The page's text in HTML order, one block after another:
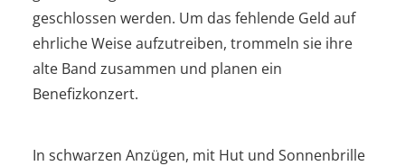
geschlossen werden. Um das fehlende Geld auf
ehrliche Weise aufzutreiben, trommeln sie ihre
alte Band zusammen und planen ein
Benefizkonzert.
In schwarzen Anzügen, mit Hut und Sonnenbrille